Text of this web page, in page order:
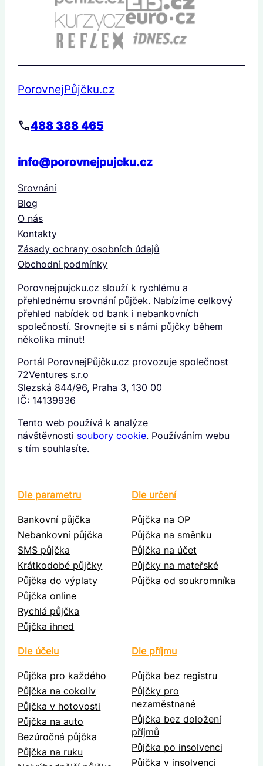
PorovnejPůjčku.cz
488 388 465
info@porovnejpujcku.cz
Srovnání
Blog
O nás
Kontakty
Zásady ochrany osobních údajů
Obchodní podmínky
Porovnejpujcku.cz slouží k rychlému a
přehlednému srovnání půjček. Nabízíme celkový
přehled nabídek od bank i nebankovních
společností. Srovnejte si s námi půjčky během
několika minut!
Portál PorovnejPůjčku.cz provozuje společnost
72Ventures s.r.o
Slezská 844/96, Praha 3, 130 00
IČ: 14139936
Tento web používá k analýze
návštěvnosti soubory cookie. Používáním webu
s tím souhlasíte.
Dle parametru
Bankovní půjčka
Nebankovní půjčka
SMS půjčka
Krátkodobé půjčky
Půjčka do výplaty
Půjčka online
Rychlá půjčka
Půjčka ihned
Dle určení
Půjčka na OP
Půjčka na směnku
Půjčka na účet
Půjčky na mateřské
Půjčka od soukromníka
Dle účelu
Půjčka pro každého
Půjčka na cokoliv
Půjčka v hotovosti
Půjčka na auto
Bezúročná půjčka
Půjčka na ruku
Dle příjmu
Půjčka bez registru
Půjčky pro
nezaměstnané
Půjčka bez doložení
příjmů
Půjčka po insolvenci
Půjčka v insolvenci